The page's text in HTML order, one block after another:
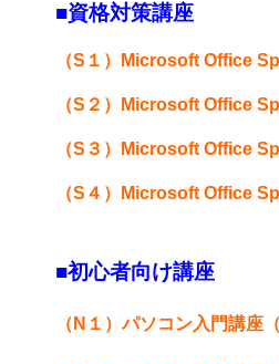
■資格対策講座
（S１） Microsoft Office
（S２） Microsoft Office
（S３） Microsoft Office
（S４） Microsoft Office
■初心者向け講座
（N１）パソコン入門講座